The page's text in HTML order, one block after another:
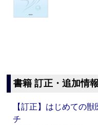
書籍 訂正・追加情報
【訂正】はじめての
チ